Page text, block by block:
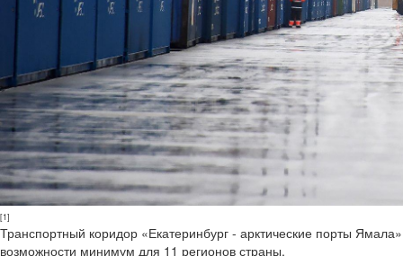
[1]
Транспортный коридор «Екатеринбург - арктические порты
возможности минимум для 11 регионов страны.